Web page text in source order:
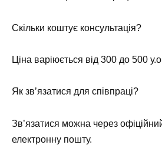
Скільки коштує консультація?
Ціна варіюється від 300 до 500
Як зв’язатися для співпраці?
Зв’язатися можна через
електронну пошту.